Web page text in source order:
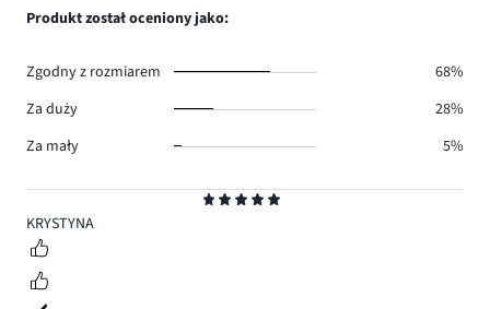
5
KRYSTYNA
Produkt został oceniony jako:
Zgodny z rozmiarem
68%
Za duży
28%
Za mały
5%